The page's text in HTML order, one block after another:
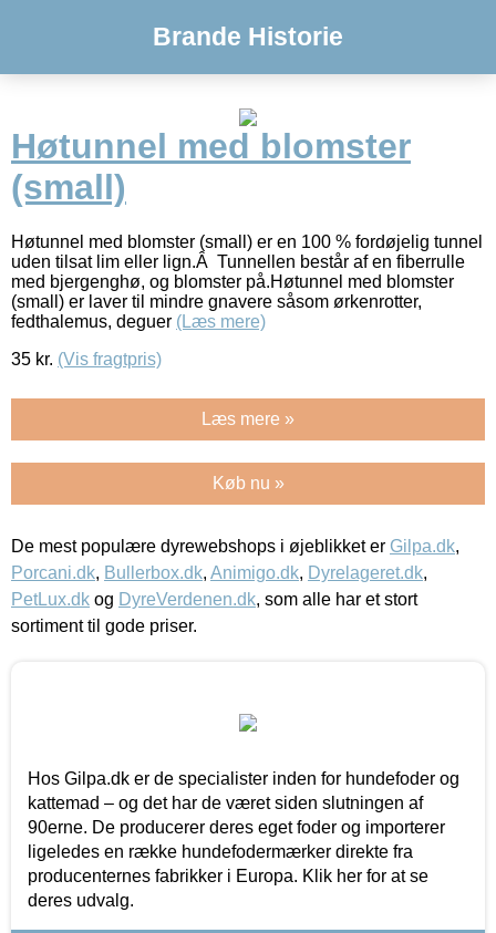
Brande Historie
Høtunnel med blomster
(small)
Høtunnel med blomster (small) er en 100 % fordøjelig tunnel
uden tilsat lim eller lign.Â Tunnellen består af en fiberrulle
med bjergenghø, og blomster på.Høtunnel med blomster
(small) er laver til mindre gnavere såsom ørkenrotter,
fedthalemus, deguer (Læs mere)
35 kr. (Vis fragtpris)
Læs mere »
Køb nu »
De mest populære dyrewebshops i øjeblikket er Gilpa.dk,
Porcani.dk, Bullerbox.dk, Animigo.dk, Dyrelageret.dk,
PetLux.dk og DyreVerdenen.dk, som alle har et stort
sortiment til gode priser.
Hos Gilpa.dk er de specialister inden for hundefoder og
kattemad – og det har de været siden slutningen af
90erne. De producerer deres eget foder og importerer
ligeledes en række hundefodermærker direkte fra
producenternes fabrikker i Europa. Klik her for at se
deres udvalg.